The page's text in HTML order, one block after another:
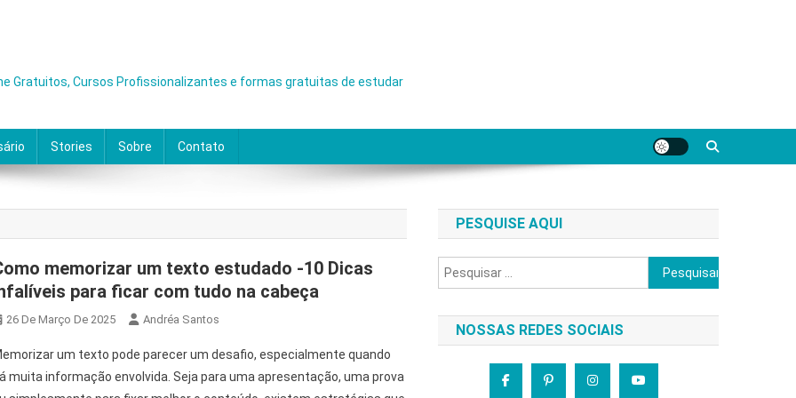
Gratuitos, Cursos Profissionalizantes e formas gratuitas de estudar
Stories Sobre Contato
memorizar um texto estudado -10 Dicas
para ficar com tudo na cabeça
26 De Março De 2025 Andréa Santos
um texto pode parecer um desafio, especialmente quando
muita informação envolvida. Seja para uma apresentação, uma prova
PESQUISE AQUI
Pesquisar
por:
NOSSAS REDES SOCIAIS